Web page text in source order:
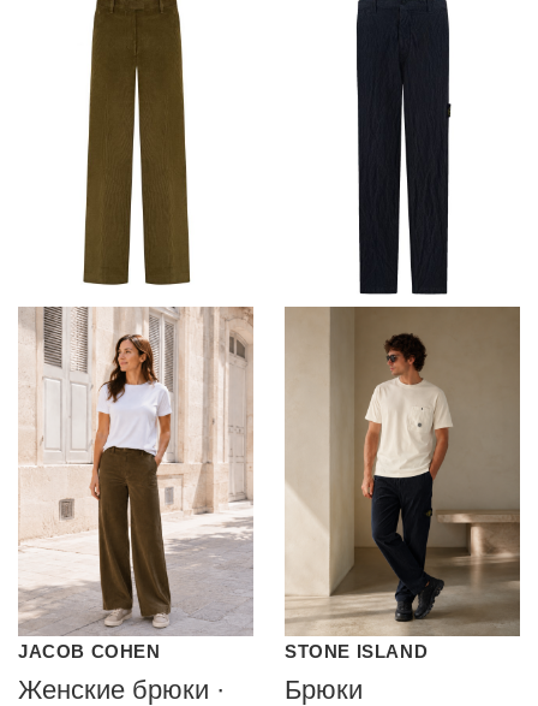
JACOB COHEN
Женские брюки ·
STONE ISLAND
Брюки